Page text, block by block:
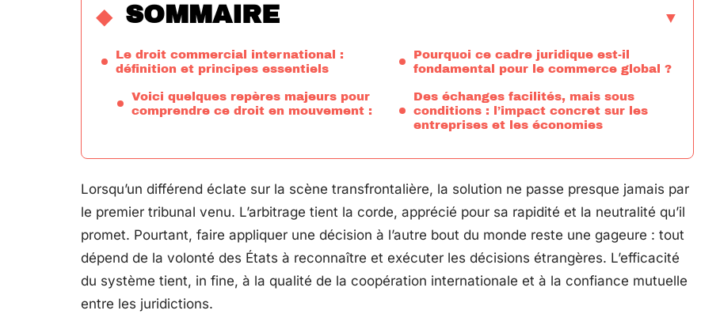
SOMMAIRE
Le droit commercial international :
définition et principes essentiels
Voici quelques repères majeurs pour
comprendre ce droit en mouvement :
Pourquoi ce cadre juridique est-il
fondamental pour le commerce global ?
Des échanges facilités, mais sous
conditions : l’impact concret sur les
entreprises et les économies
Lorsqu’un différend éclate sur la scène transfrontalière, la solution ne passe presque jamais par
le premier tribunal venu. L’arbitrage tient la corde, apprécié pour sa rapidité et la neutralité qu’il
promet. Pourtant, faire appliquer une décision à l’autre bout du monde reste une gageure : tout
dépend de la volonté des États à reconnaître et exécuter les décisions étrangères. L’efficacité
du système tient, in fine, à la qualité de la coopération internationale et à la confiance mutuelle
entre les juridictions.